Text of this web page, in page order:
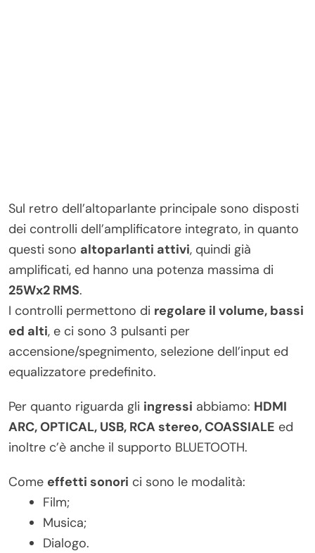
Sul retro dell’altoparlante principale sono disposti
dei controlli dell’amplificatore integrato, in quanto
questi sono altoparlanti attivi, quindi già
amplificati, ed hanno una potenza massima di
25Wx2 RMS.
I controlli permettono di regolare il volume, bassi
ed alti, e ci sono 3 pulsanti per
accensione/spegnimento, selezione dell’input ed
equalizzatore predefinito.
Per quanto riguarda gli ingressi abbiamo: HDMI
ARC, OPTICAL, USB, RCA stereo, COASSIALE ed
inoltre c’è anche il supporto BLUETOOTH.
Come effetti sonori ci sono le modalità:
Film;
Musica;
Dialogo.